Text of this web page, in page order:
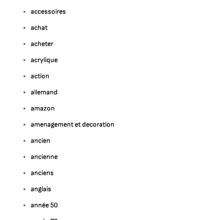
accessoires
achat
acheter
acrylique
action
allemand
amazon
amenagement et decoration
ancien
ancienne
anciens
anglais
année 50